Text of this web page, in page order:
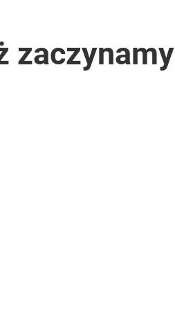
zaczynamy